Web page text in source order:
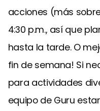
acciones (más
4:30 p.m., así que
hasta la tarde. O
fin de semana! Si
para actividades
equipo de Guru